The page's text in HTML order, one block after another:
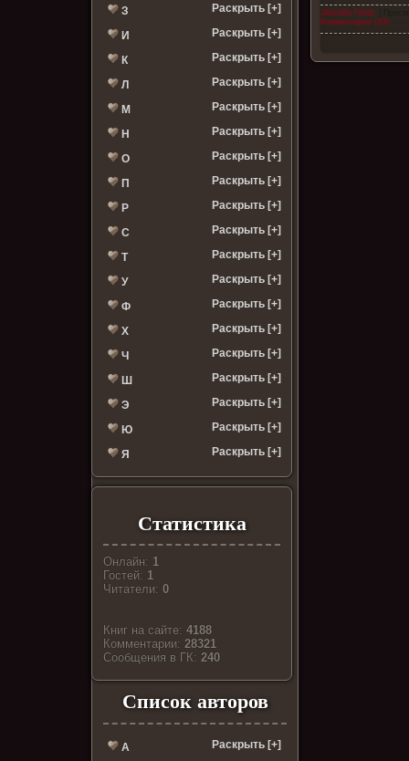
З Раскрыть [+]
И Раскрыть [+]
К Раскрыть [+]
Л Раскрыть [+]
М Раскрыть [+]
Н Раскрыть [+]
О Раскрыть [+]
П Раскрыть [+]
Р Раскрыть [+]
С Раскрыть [+]
Т Раскрыть [+]
У Раскрыть [+]
Ф Раскрыть [+]
Х Раскрыть [+]
Ч Раскрыть [+]
Ш Раскрыть [+]
Э Раскрыть [+]
Ю Раскрыть [+]
Я Раскрыть [+]
Статистика
Онлайн: 1
Гостей: 1
Читатели:0
Книг на сайте:4188
Комментарии:28321
Cообщения в ГК:240
Список авторов
А Раскрыть [+]
Эбигейл Гиббс
Комментарии (20)